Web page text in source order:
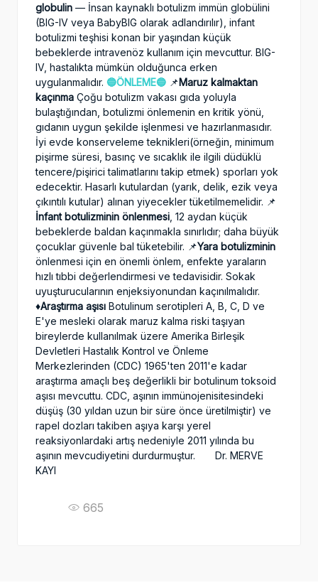
globulin — İnsan kaynaklı botulizm immün globülini
(BIG-IV veya BabyBIG olarak adlandırılır), infant
botulizmi teşhisi konan bir yaşından küçük
bebeklerde intravenöz kullanım için mevcuttur. BIG-
IV, hastalıkta mümkün olduğunca erken
uygulanmalıdır. 🔵ÖNLEME🔵 📌Maruz kalmaktan
kaçınma Çoğu botulizm vakası gıda yoluyla
bulaştığından, botulizmi önlemenin en kritik yönü,
gıdanın uygun şekilde işlenmesi ve hazırlanmasıdır.
İyi evde konserveleme teknikleri(örneğin, minimum
pişirme süresi, basınç ve sıcaklık ile ilgili düdüklü
tencere/pişirici talimatlarını takip etmek) sporları yok
edecektir. Hasarlı kutulardan (yarık, delik, ezik veya
çıkıntılı kutular) alınan yiyecekler tüketilmemelidir. 📌
İnfant botulizminin önlenmesi , 12 aydan küçük
bebeklerde baldan kaçınmakla sınırlıdır; daha büyük
çocuklar güvenle bal tüketebilir. 📌Yara botulizminin
önlenmesi için en önemli önlem, enfekte yaraların
hızlı tıbbi değerlendirmesi ve tedavisidir. Sokak
uyuşturucularının enjeksiyonundan kaçınılmalıdır.
♦️Araştırma aşısı Botulinum serotipleri A, B, C, D ve
E'ye mesleki olarak maruz kalma riski taşıyan
bireylerde kullanılmak üzere Amerika Birleşik
Devletleri Hastalık Kontrol ve Önleme
Merkezlerinden (CDC) 1965'ten 2011'e kadar
araştırma amaçlı beş değerlikli bir botulinum toksoid
aşısı mevcuttu. CDC, aşının immünojenisitesindeki
düşüş (30 yıldan uzun bir süre önce üretilmiştir) ve
rapel dozları takiben aşıya karşı yerel
reaksiyonlardaki artış nedeniyle 2011 yılında bu
aşının mevcudiyetini durdurmuştur. Dr. MERVE
KAYI
665